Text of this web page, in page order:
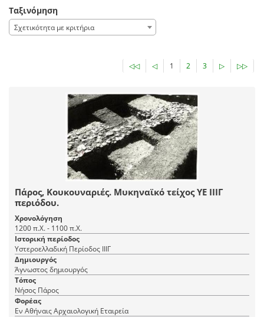
Ταξινόμηση
Σχετικότητα με κριτήρια
◁◁ ◁ 1 2 3 ▷ ▷▷
Πάρος, Κουκουναριές. Μυκηναϊκό τείχος ΥΕ ΙΙΙΓ
περιόδου.
Χρονολόγηση
1200 π.Χ. - 1100 π.Χ.
Ιστορική περίοδος
Υστεροελλαδική Περίοδος ΙΙΙΓ
Δημιουργός
Άγνωστος δημιουργός
Τόπος
Νήσος Πάρος
Φορέας
Εν Αθήναις Αρχαιολογική Εταιρεία